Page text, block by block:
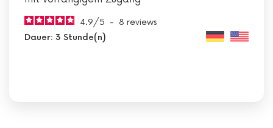
4.9/5 - 8 reviews
Dauer: 3 Stunde(n)